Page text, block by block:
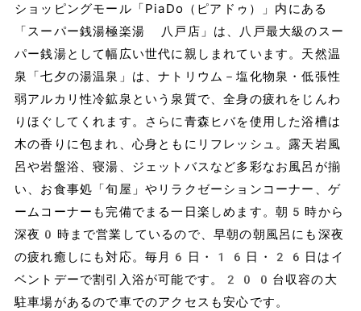
ショッピングモール「PiaDo（ピアドゥ）」内にある
「スーパー銭湯極楽湯 八戸店」は、八戸最大級のスー
パー銭湯として幅広い世代に親しまれています。天然温
泉「七夕の湯温泉」は、ナトリウム－塩化物泉・低張性
弱アルカリ性冷鉱泉という泉質で、全身の疲れをじんわ
りほぐしてくれます。さらに青森ヒバを使用した浴槽は
木の香りに包まれ、心身ともにリフレッシュ。露天岩風
呂や岩盤浴、寝湯、ジェットバスなど多彩なお風呂が揃
い、お食事処「旬屋」やリラクゼーションコーナー、ゲ
ームコーナーも完備でまる一日楽しめます。朝5時から
深夜0時まで営業しているので、早朝の朝風呂にも深夜
の疲れ癒しにも対応。毎月6日・16日・26日はイ
ベントデーで割引入浴が可能です。200台収容の大
駐車場があるので車でのアクセスも安心です。